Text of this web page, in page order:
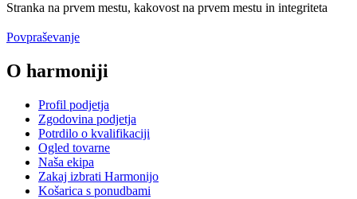
Stranka na prvem mestu, kakovost na prvem mestu in integriteta
Povpraševanje
O harmoniji
Profil podjetja
Zgodovina podjetja
Potrdilo o kvalifikaciji
Ogled tovarne
Naša ekipa
Zakaj izbrati Harmonijo
Košarica s ponudbami